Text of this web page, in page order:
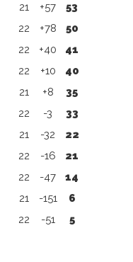
21 +57
53
22 +78
50
22 +40
41
22 +10
40
21 +8
35
22 -3
33
21 -32
22
22 -16
21
22 -47
14
21 -151
6
22 -51 5